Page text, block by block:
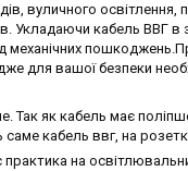
вуличного
Укладаючи кабель ВВГ в
механічних
для вашої безпеки
як кабель має
кабель ввг, на
на